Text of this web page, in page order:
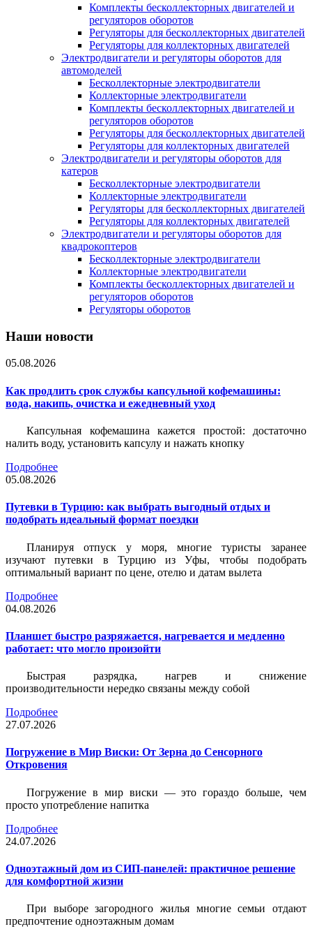
Комплекты бесколлекторных двигателей и
регуляторов оборотов
Регуляторы для бесколлекторных двигателей
Регуляторы для коллекторных двигателей
Электродвигатели и регуляторы оборотов для
автомоделей
Бесколлекторные электродвигатели
Коллекторные электродвигатели
Комплекты бесколлекторных двигателей и
регуляторов оборотов
Регуляторы для бесколлекторных двигателей
Регуляторы для коллекторных двигателей
Электродвигатели и регуляторы оборотов для
катеров
Бесколлекторные электродвигатели
Коллекторные электродвигатели
Регуляторы для бесколлекторных двигателей
Регуляторы для коллекторных двигателей
Электродвигатели и регуляторы оборотов для
квадрокоптеров
Бесколлекторные электродвигатели
Коллекторные электродвигатели
Комплекты бесколлекторных двигателей и
регуляторов оборотов
Регуляторы оборотов
Наши новости
05.08.2026
Как продлить срок службы капсульной кофемашины:
вода, накипь, очистка и ежедневный уход
Капсульная кофемашина кажется простой: достаточно
налить воду, установить капсулу и нажать кнопку
Подробнее
05.08.2026
Путевки в Турцию: как выбрать выгодный отдых и
подобрать идеальный формат поездки
Планируя отпуск у моря, многие туристы заранее
изучают путевки в Турцию из Уфы, чтобы подобрать
оптимальный вариант по цене, отелю и датам вылета
Подробнее
04.08.2026
Планшет быстро разряжается, нагревается и медленно
работает: что могло произойти
Быстрая разрядка, нагрев и снижение
производительности нередко связаны между собой
Подробнее
27.07.2026
Погружение в Мир Виски: От Зерна до Сенсорного
Откровения
Погружение в мир виски — это гораздо больше, чем
просто употребление напитка
Подробнее
24.07.2026
Одноэтажный дом из СИП-панелей: практичное решение
для комфортной жизни
При выборе загородного жилья многие семьи отдают
предпочтение одноэтажным домам